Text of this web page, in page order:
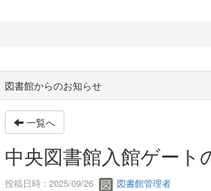
図書館からのお知らせ
一覧へ
中央図書館入館ゲート
投稿日時 : 2025/09/26 図書館管理者